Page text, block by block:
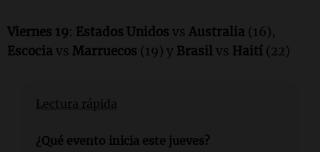
Viernes 19: Estados Unidos vs Australia (16),
Escocia vs Marruecos (19) y Brasilvs Haití (22)
Lectura rápida
¿Qué evento inicia este jueves?